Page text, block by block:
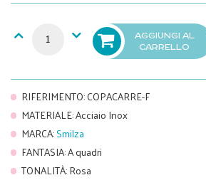
AGGIUNGI AL
CARRELLO
RIFERIMENTO:COPACARRE-F
MATERIALE:Acciaio Inox
MARCA:Smilza
FANTASIA:A quadri
TONALITÀ:Rosa